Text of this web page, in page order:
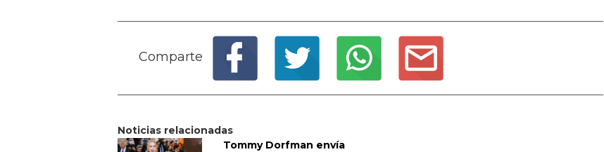
Comparte
Noticias relacionadas
Tommy Dorfman envía